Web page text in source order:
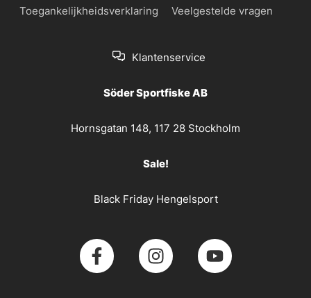
Toegankelijkheidsverklaring Veelgestelde vragen
Klantenservice
Söder Sportfiske AB
Hornsgatan 148, 117 28 Stockholm
Sale!
Black Friday Hengelsport